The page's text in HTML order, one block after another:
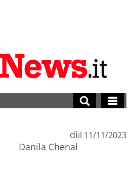
di
Danila Chenal
il 11/11/2023